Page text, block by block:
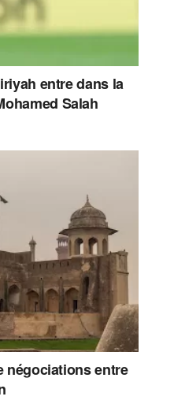
entre dans la
Salah
négociations entre